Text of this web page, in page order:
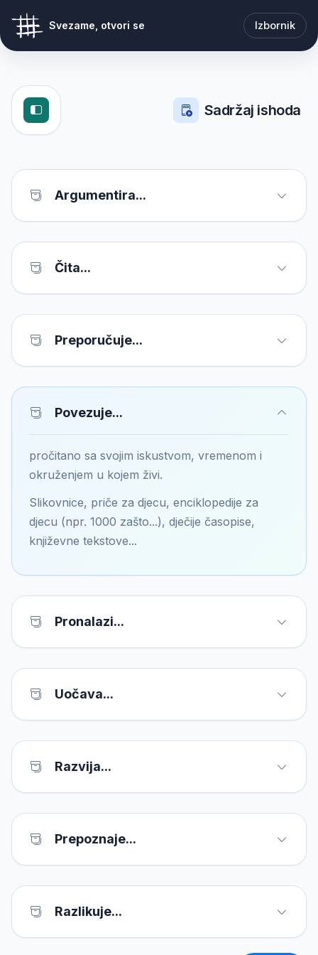
Svezame, otvori se Izbornik
Sadržaj ishoda
Argumentira...
Čita...
Preporučuje...
Povezuje...
pročitano sa svojim iskustvom, vremenom i
okruženjem u kojem živi.
Slikovnice, priče za djecu, enciklopedije za
djecu (npr. 1000 zašto...), dječije časopise,
književne tekstove...
Pronalazi...
Uočava...
Razvija...
Prepoznaje...
Razlikuje...